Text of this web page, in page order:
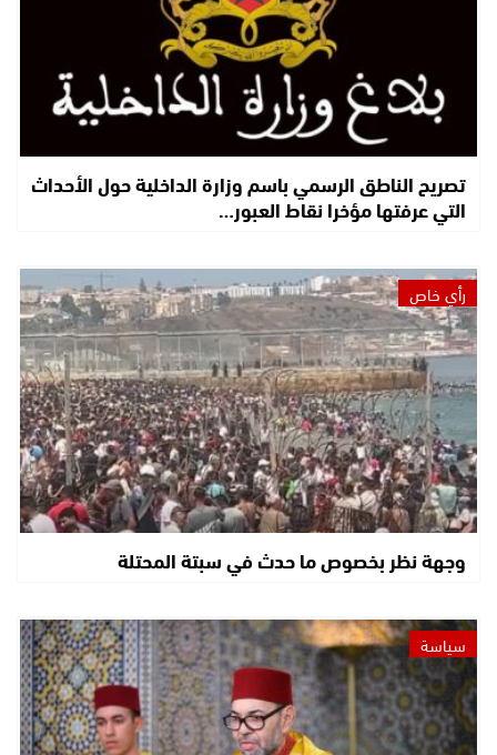
تصريح الناطق الرسمي باسم وزارة الداخلية حول الأحداث
التي عرفتها مؤخرا نقاط العبور…
رأي خاص
وجهة نظر بخصوص ما حدث في سبتة المحتلة
سياسة